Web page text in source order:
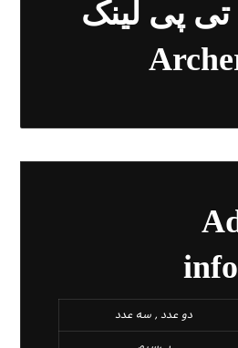
AC1200 تی پی لینک
دو عدد , سه عدد